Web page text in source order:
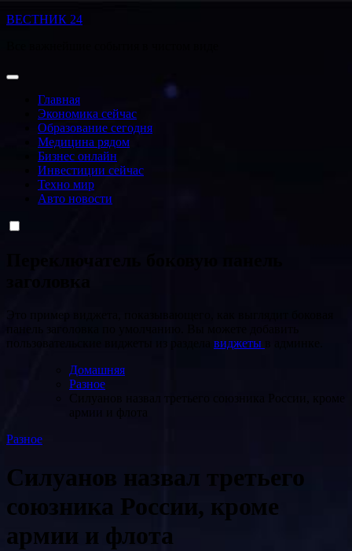
Перейти
ВЕСТНИК 24
Главная
Экономика сейчас
Образование сегодня
Медицина рядом
Бизнес онлайн
Инвестиции сейчас
Техно мир
Авто новости
Это пример виджета, показывающего, как выглядит боковая
виджеты
Домашняя
Разное
Силуанов назвал третьего союзника России, кроме
армии и флота
Разное
Силуанов назвал третьего
союзника России, кроме
армии и флота